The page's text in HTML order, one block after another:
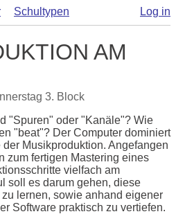
Schultypen Log in
AM
3. Block
"Spuren" oder "Kanäle"? Wie
"beat"? Der Computer dominiert
Musikproduktion. Angefangen
zum fertigen Mastering eines
vielfach am
soll es darum gehen, diese
lernen, sowie anhand eigener
Software praktisch zu vertiefen.